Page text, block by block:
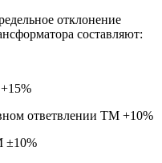
отклонение
составляют:
ответвлении ТМ +10%
±10%